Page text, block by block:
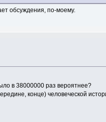
обсуждения, по-моему.
в 38000000 раз вероятнее?
конце) человеческой